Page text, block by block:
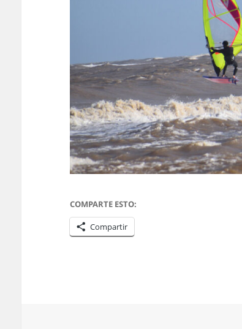
COMPARTE ESTO:
Compartir